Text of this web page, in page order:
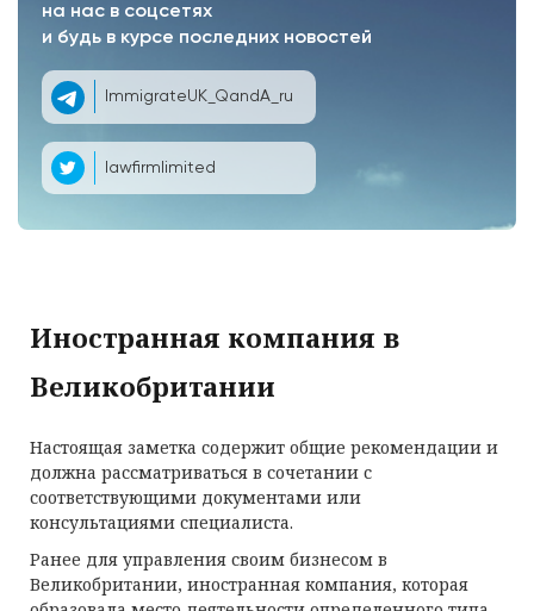
на нас в соцсетях
и будь в курсе последних новостей
ImmigrateUK_QandA_ru
lawfirmlimited
Иностранная компания в
Великобритании
Настоящая заметка содержит общие рекомендации и
должна рассматриваться в сочетании с
соответствующими документами или
консультациями специалиста.
Ранее для управления своим бизнесом в
Великобритании, иностранная компания, которая